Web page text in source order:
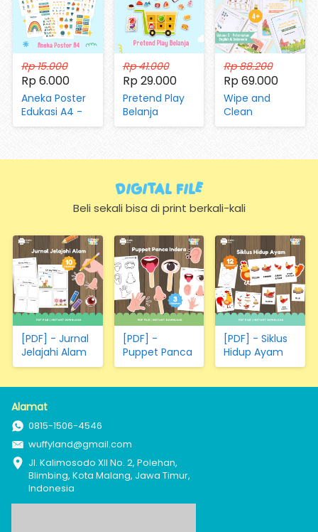
Rp 15.000
Rp 6.000
Aneka Poster
Edukasi A4 -
Mengenal
(Hanya
Kertas)
Rp 41.000
Rp 29.000
Pretend Play
Belanja
(dengan
Rp 88.200
Rp 69.000
Wipe and
Clean
Worksheet Vol
Digital FIle
Beli sekali bisa di print berkali-kali
[PDF] - Jurnal
Jelajahi Alam
[PDF] -
Puppet Panca
Indera
[PDF] - Siklus
Hidup Ayam
Alamat
0815-1506-4546
wuffyland@gmail.com
Jl. Kalimosodo XII No. 2, Polehan,
Blimbing, Kota Malang, Jawa Timur,
Indonesia